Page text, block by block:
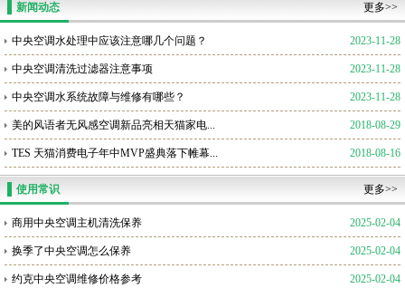
新闻动态 更多>>
2023-11-28
中央空调水处理中应该注意哪几个问题？
2023-11-28
中央空调清洗过滤器注意事项
2023-11-28
中央空调水系统故障与维修有哪些？
2018-08-29
美的风语者无风感空调新品亮相天猫家电...
2018-08-16
TES 天猫消费电子年中MVP盛典落下帷幕...
使用常识 更多>>
2025-02-04
商用中央空调主机清洗保养
2025-02-04
换季了中央空调怎么保养
2025-02-04
约克中央空调维修价格参考